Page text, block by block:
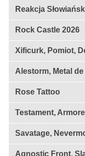
Reakcja
Rock Castle 2026
Xificurk, Pomiot,
Alestorm, Metal
Rose Tattoo
Testament,
Savatage,
Agnostic Front,